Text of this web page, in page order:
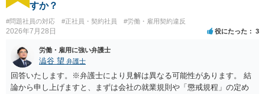
すか？
#問題社員の対応 #正社員・契約社員 #労働・雇用契約違反
2026年7月28日 役にたった 3
労働・雇用に強い弁護士
澁谷 望 弁護士
回答いたします。※弁護士により見解は異なる可能性があります。 結
論から申し上げますと、まずは会社の就業規則や「懲戒規程」の定め